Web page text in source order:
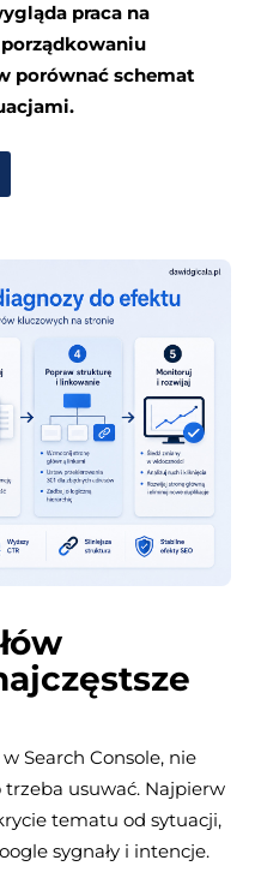
praca na
porządkowaniu
porównać schemat
Search Console, nie
trzeba usuwać. Najpierw
tematu od sytuacji,
sygnały i intencje.